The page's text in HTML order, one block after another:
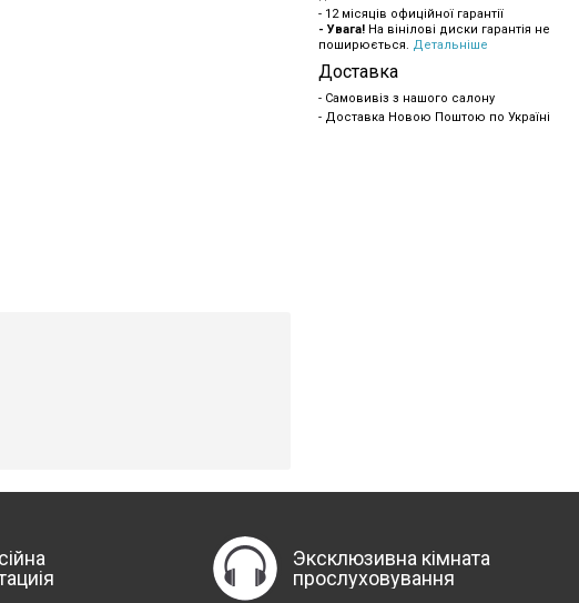
- 12 місяців офиційної гарантії
- Увага! На вінілові диски гарантія не
поширюється. Детальніше
Доставка
- Самовивіз з нашого салону
- Доставка Новою Поштою по Україні
Эксклюзивна кімната
прослуховування